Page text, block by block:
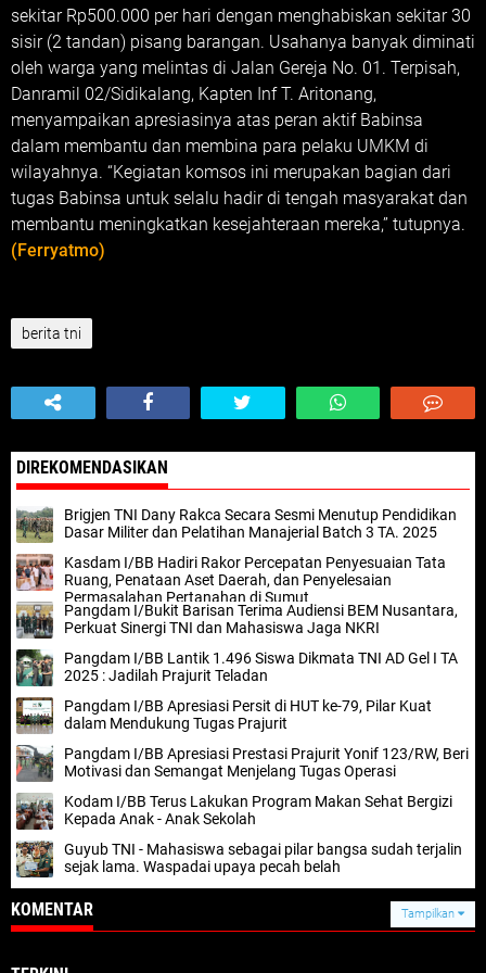
sekitar Rp500.000 per hari dengan menghabiskan sekitar 30
sisir (2 tandan) pisang barangan. Usahanya banyak diminati
oleh warga yang melintas di Jalan Gereja No. 01. Terpisah,
Danramil 02/Sidikalang, Kapten Inf T. Aritonang,
menyampaikan apresiasinya atas peran aktif Babinsa
dalam membantu dan membina para pelaku UMKM di
wilayahnya. “Kegiatan komsos ini merupakan bagian dari
tugas Babinsa untuk selalu hadir di tengah masyarakat dan
membantu meningkatkan kesejahteraan mereka,” tutupnya.
(Ferryatmo)
berita tni
DIREKOMENDASIKAN
Brigjen TNI Dany Rakca Secara Sesmi Menutup Pendidikan
Dasar Militer dan Pelatihan Manajerial Batch 3 TA. 2025
Kasdam I/BB Hadiri Rakor Percepatan Penyesuaian Tata
Ruang, Penataan Aset Daerah, dan Penyelesaian
Permasalahan Pertanahan di Sumut
Pangdam I/Bukit Barisan Terima Audiensi BEM Nusantara,
Perkuat Sinergi TNI dan Mahasiswa Jaga NKRI
Pangdam I/BB Lantik 1.496 Siswa Dikmata TNI AD Gel I TA
2025 : Jadilah Prajurit Teladan
Pangdam I/BB Apresiasi Persit di HUT ke-79, Pilar Kuat
dalam Mendukung Tugas Prajurit
Pangdam I/BB Apresiasi Prestasi Prajurit Yonif 123/RW, Beri
Motivasi dan Semangat Menjelang Tugas Operasi
Kodam I/BB Terus Lakukan Program Makan Sehat Bergizi
Kepada Anak - Anak Sekolah
Guyub TNI - Mahasiswa sebagai pilar bangsa sudah terjalin
sejak lama. Waspadai upaya pecah belah
KOMENTAR Tampilkan